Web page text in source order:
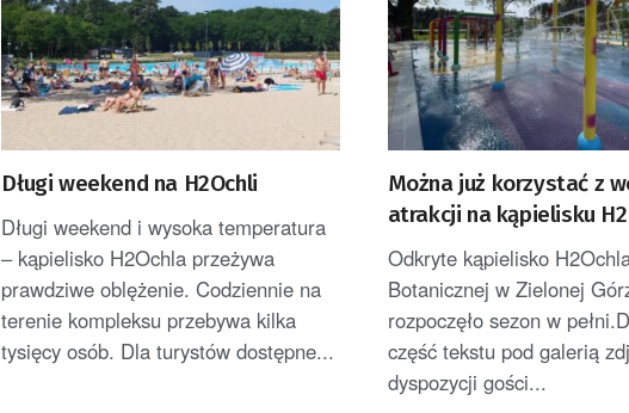
Długi weekend na H2Ochli
Długi weekend i wysoka temperatura
– kąpielisko H2Ochla przeżywa
prawdziwe oblężenie. Codziennie na
terenie kompleksu przebywa kilka
tysięcy osób. Dla turystów dostępne...
Można już korzystać z
atrakcji na kąpielisku
Odkryte kąpielisko
Botanicznej w Zielonej
rozpoczęło sezon w
część tekstu pod galerią
dyspozycji gości...